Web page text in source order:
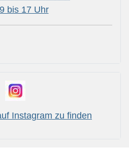
bis 17 Uhr
Instagram zu finden